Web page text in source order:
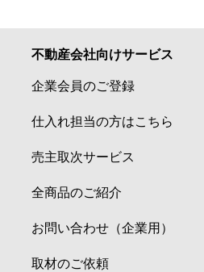
不動産会社向けサービス
企業会員のご登録
仕入れ担当の方はこちら
売主取次サービス
全商品のご紹介
お問い合わせ（企業用）
取材のご依頼